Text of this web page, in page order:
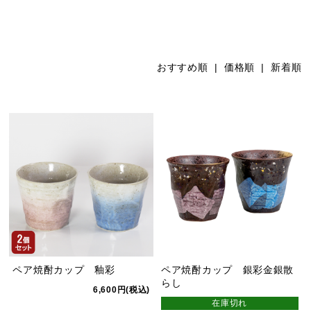
おすすめ順 | 価格順 | 新着順
ペア焼酎カップ 釉彩
6,600円(税込)
ペア焼酎カップ 銀彩金銀散
らし
在庫切れ